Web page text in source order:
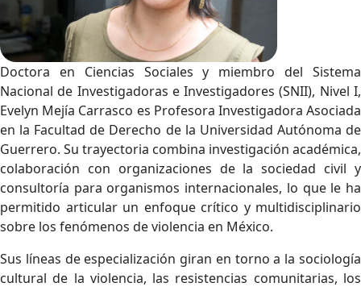
Doctora en Ciencias Sociales y miembro del Sistema
Nacional de Investigadoras e Investigadores (SNII), Nivel I,
Evelyn Mejía Carrasco es Profesora Investigadora Asociada
en la Facultad de Derecho de la Universidad Autónoma de
Guerrero. Su trayectoria combina investigación académica,
colaboración con organizaciones de la sociedad civil y
consultoría para organismos internacionales, lo que le ha
permitido articular un enfoque crítico y multidisciplinario
sobre los fenómenos de violencia en México.
Sus líneas de especialización giran en torno a la sociología
cultural de la violencia, las resistencias comunitarias, los